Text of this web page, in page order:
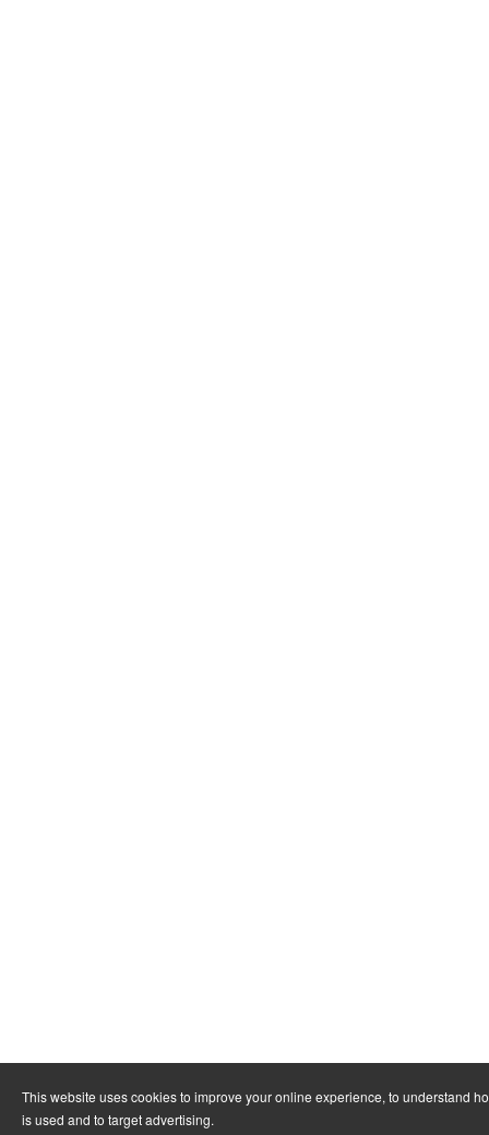
This website uses cookies to improve your online experience, to understand
is used and to target advertising.